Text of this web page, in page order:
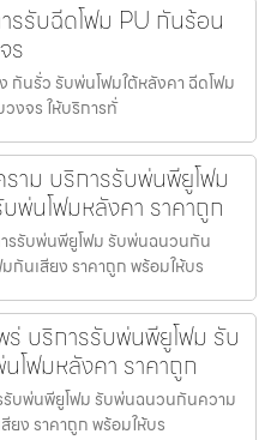
รรับฉีดโฟม PU กันร้อน
ร
กันรั่ว รับพ่นโฟมใต้หลังคา ฉีดโฟม
งจร ให้บริการทั่
าม บริการรับพ่นพียูโฟม
นโฟมหลังคา ราคาถูก
รรับพ่นพียูโฟม รับพ่นฉนวนกัน
นเสียง ราคาถูก พร้อมให้บร
บริการรับพ่นพียูโฟม รับ
ฟมหลังคา ราคาถูก
บพ่นพียูโฟม รับพ่นฉนวนกันความ
ง ราคาถูก พร้อมให้บร